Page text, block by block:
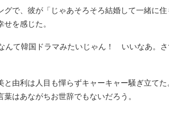
で、彼が「じゃあそろそろ結婚して一緒に住
を感じた。
て韓国ドラマみたいじゃん！ いいなあ。さ
由利は人目も憚らずキャーキャー騒ぎ立てた
はあながちお世辞でもないだろう。